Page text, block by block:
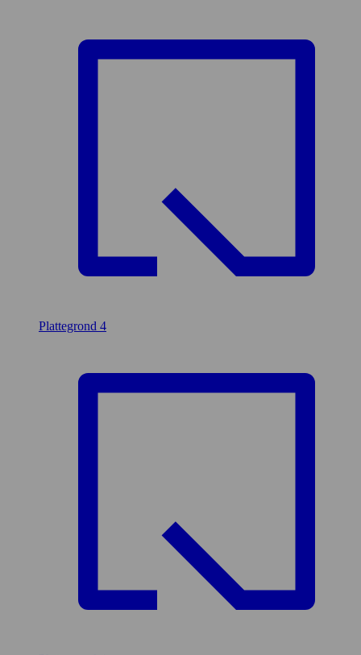
Plattegrond 4